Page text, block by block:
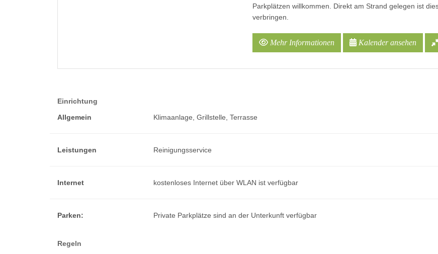
Parkplätzen willkommen. Direkt am Strand gelegen ist
verbringen.
Mehr Informationen Kalender ansehen
Einrichtung
Allgemein
Klimaanlage, Grillstelle, Terrasse
Leistungen Reinigungsservice
Internet kostenloses Internet über WLAN ist verfügbar
Parken: Private Parkplätze sind an der Unterkunft verfügbar
Regeln